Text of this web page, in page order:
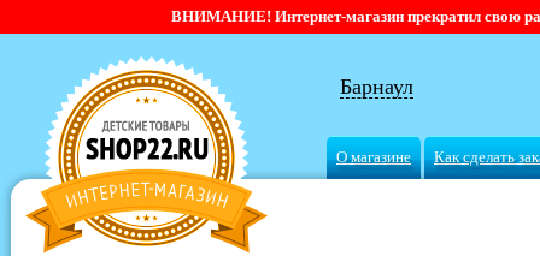
ВНИМАНИЕ! Интернет-магазин прекратил свою
Барнаул
О магазине Как сделать